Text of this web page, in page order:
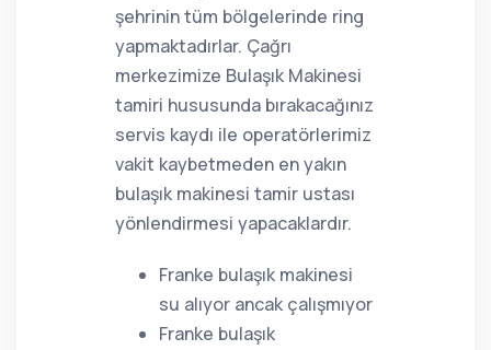
şehrinin tüm bölgelerinde ring
yapmaktadırlar. Çağrı
merkezimize Bulaşık Makinesi
tamiri hususunda bırakacağınız
servis kaydı ile operatörlerimiz
vakit kaybetmeden en yakın
bulaşık makinesi tamir ustası
yönlendirmesi yapacaklardır.
Franke bulaşık makinesi
su alıyor ancak çalışmıyor
Franke bulaşık